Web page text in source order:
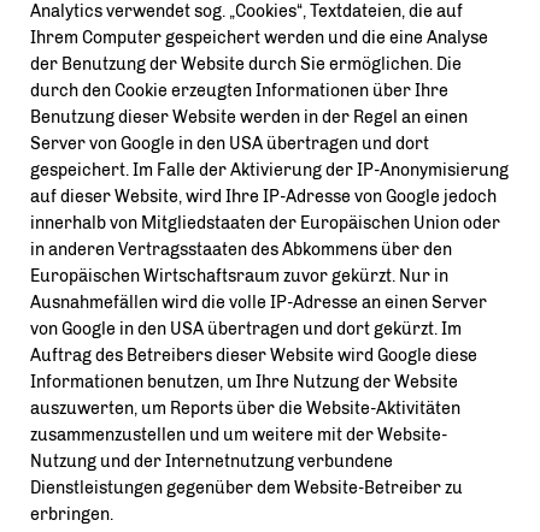
Analytics verwendet sog. „Cookies“, Textdateien, die auf
Ihrem Computer gespeichert werden und die eine Analyse
der Benutzung der Website durch Sie ermöglichen. Die
durch den Cookie erzeugten Informationen über Ihre
Benutzung dieser Website werden in der Regel an einen
Server von Google in den USA übertragen und dort
gespeichert. Im Falle der Aktivierung der IP-Anonymisierung
auf dieser Website, wird Ihre IP-Adresse von Google jedoch
innerhalb von Mitgliedstaaten der Europäischen Union oder
in anderen Vertragsstaaten des Abkommens über den
Europäischen Wirtschaftsraum zuvor gekürzt. Nur in
Ausnahmefällen wird die volle IP-Adresse an einen Server
von Google in den USA übertragen und dort gekürzt. Im
Auftrag des Betreibers dieser Website wird Google diese
Informationen benutzen, um Ihre Nutzung der Website
auszuwerten, um Reports über die Website-Aktivitäten
zusammenzustellen und um weitere mit der Website-
Nutzung und der Internetnutzung verbundene
Dienstleistungen gegenüber dem Website-Betreiber zu
erbringen.